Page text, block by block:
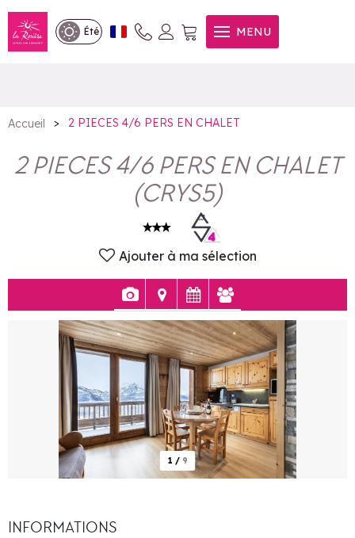
Été MENU
2 PIECES 4/6 PERS EN
CHALET
Accueil > 2 PIECES 4/6 PERS EN CHALET
2 PIECES 4/6 PERS EN CHALET
(CRYS5)
Ajouter à ma sélection
1 / 9
INFORMATIONS